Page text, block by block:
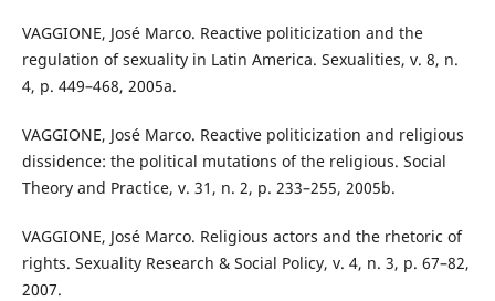
VAGGIONE, José Marco. Reactive politicization and the
regulation of sexuality in Latin America. Sexualities, v. 8, n.
4, p. 449–468, 2005a.
VAGGIONE, José Marco. Reactive politicization and religious
dissidence: the political mutations of the religious. Social
Theory and Practice, v. 31, n. 2, p. 233–255, 2005b.
VAGGIONE, José Marco. Religious actors and the rhetoric of
rights. Sexuality Research & Social Policy, v. 4, n. 3, p. 67–82,
2007.